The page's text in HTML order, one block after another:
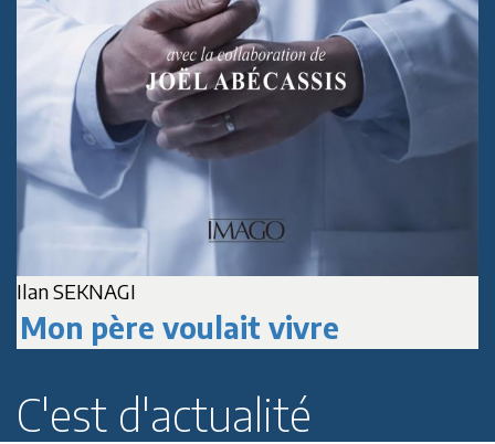
Ilan SEKNAGI
Mon père voulait vivre
C'est d'actualité